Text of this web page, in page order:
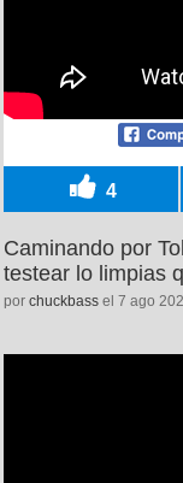
4
Caminando por
testear lo limpias
por chuckbass el 7 ago